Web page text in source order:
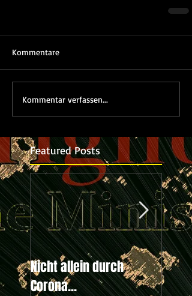
Kommentare
Kommentar verfassen...
Featured Posts
Nicht allein durch
Corona...